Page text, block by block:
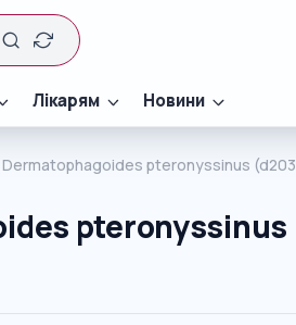
Лікарям Новини
Dermatophagoides pteronyssinus